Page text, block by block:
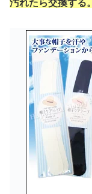
汚れたら交換する。